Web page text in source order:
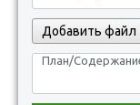
Добавить файл